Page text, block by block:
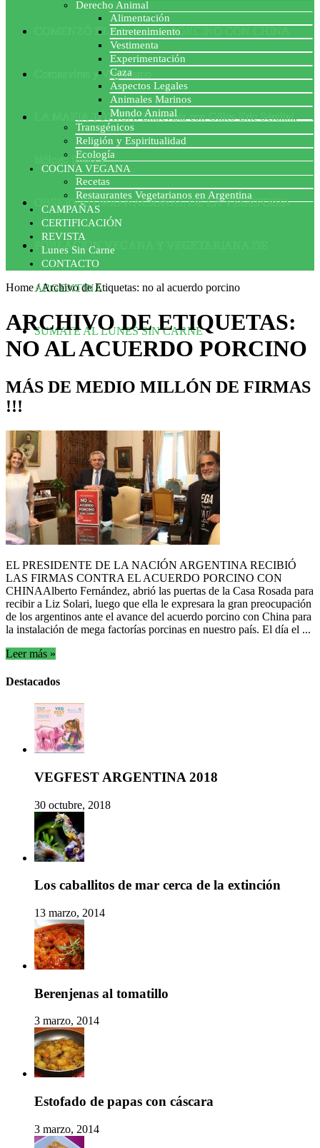
COMENZÓ EL ACUERDO PORCINO CON CHINA
Coronavirus y Veganismo
LA MAFIA TÓXICA: Entrevista con Gilles-Eric Séralini,
biólogo francés
OBSERVATORIO NACIONAL DE LA VEGEFOBIA
POBLACION VEGANA Y VEGETARIANA DE
ARGENTINA
SUMATE AL LUNES SIN CARNE
Derecho Animal
Alimentación
Entretenimiento
Vestimenta
Experimentación
Caza
Aspectos Legales
Animales Marinos
Mundo Animal
Transgénicos
Religión y Espiritualidad
Ecología
COCINA VEGANA
Recetas
Restaurantes Vegetarianos en Argentina
CAMPAÑAS
CERTIFICACIÓN
REVISTA
Lunes Sin Carne
CONTACTO
Home/Archivo de Etiquetas: no al acuerdo porcino
ARCHIVO DE ETIQUETAS:
NO AL ACUERDO PORCINO
MÁS DE MEDIO MILLÓN DE FIRMAS
!!!
EL PRESIDENTE DE LA NACIÓN ARGENTINA RECIBIÓ
LAS FIRMAS CONTRA EL ACUERDO PORCINO CON
CHINAAlberto Fernández, abrió las puertas de la Casa Rosada para
recibir a Liz Solari, luego que ella le expresara la gran preocupación
de los argentinos ante el avance del acuerdo porcino con China para
la instalación de mega factorías porcinas en nuestro país. El día el ...
Leer más »
Destacados
VEGFEST ARGENTINA 2018
30 octubre, 2018
Los caballitos de mar cerca de la extinción
13 marzo, 2014
Berenjenas al tomatillo
3 marzo, 2014
Estofado de papas con cáscara
3 marzo, 2014